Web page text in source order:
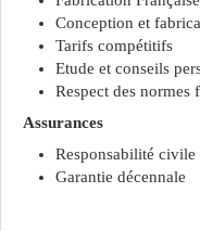
Conception et
Tarifs compétitifs
Etude et conseils
Respect des
Assurances
Responsabilité civile
Garantie décennale